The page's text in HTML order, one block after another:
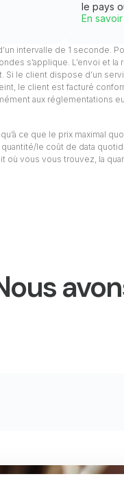
le pays
En
intervalle de 1 seconde.
s’applique. L’envoi et
Si le client dispose d’un
le client est facturé
aux réglementations
ce que le prix maximal
le coût de data
où vous vous trouvez, la